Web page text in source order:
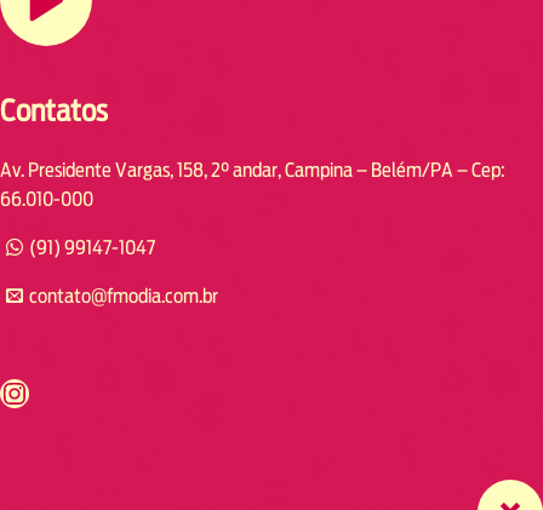
Contatos
Av. Presidente Vargas, 158, 2° andar, Campina – Belém/PA – Cep:
66.010-000
(91) 99147-1047
contato@fmodia.com.br
https://www.instagram.com/fmodia.cabofrio/